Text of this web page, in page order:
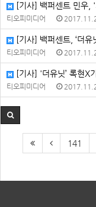
[기사] 백퍼센트 민우,
티오피미디어
[기사] 백퍼센트, ‘더
티오피미디어
[기사] '더유닛’ 록현
티오피미디어
141